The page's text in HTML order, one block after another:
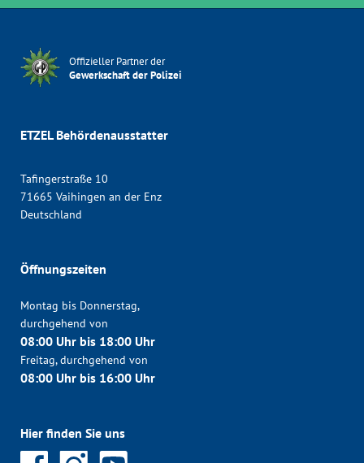
Offizieller Partner der
Gewerkschaft der Polizei
ETZEL Behördenausstatter
Tafingerstraße 10
71665 Vaihingen an der Enz
Deutschland
Öffnungszeiten
Montag bis Donnerstag,
durchgehend von
08:00 Uhr bis 18:00 Uhr
Freitag, durchgehend von
08:00 Uhr bis 16:00 Uhr
Hier finden Sie uns